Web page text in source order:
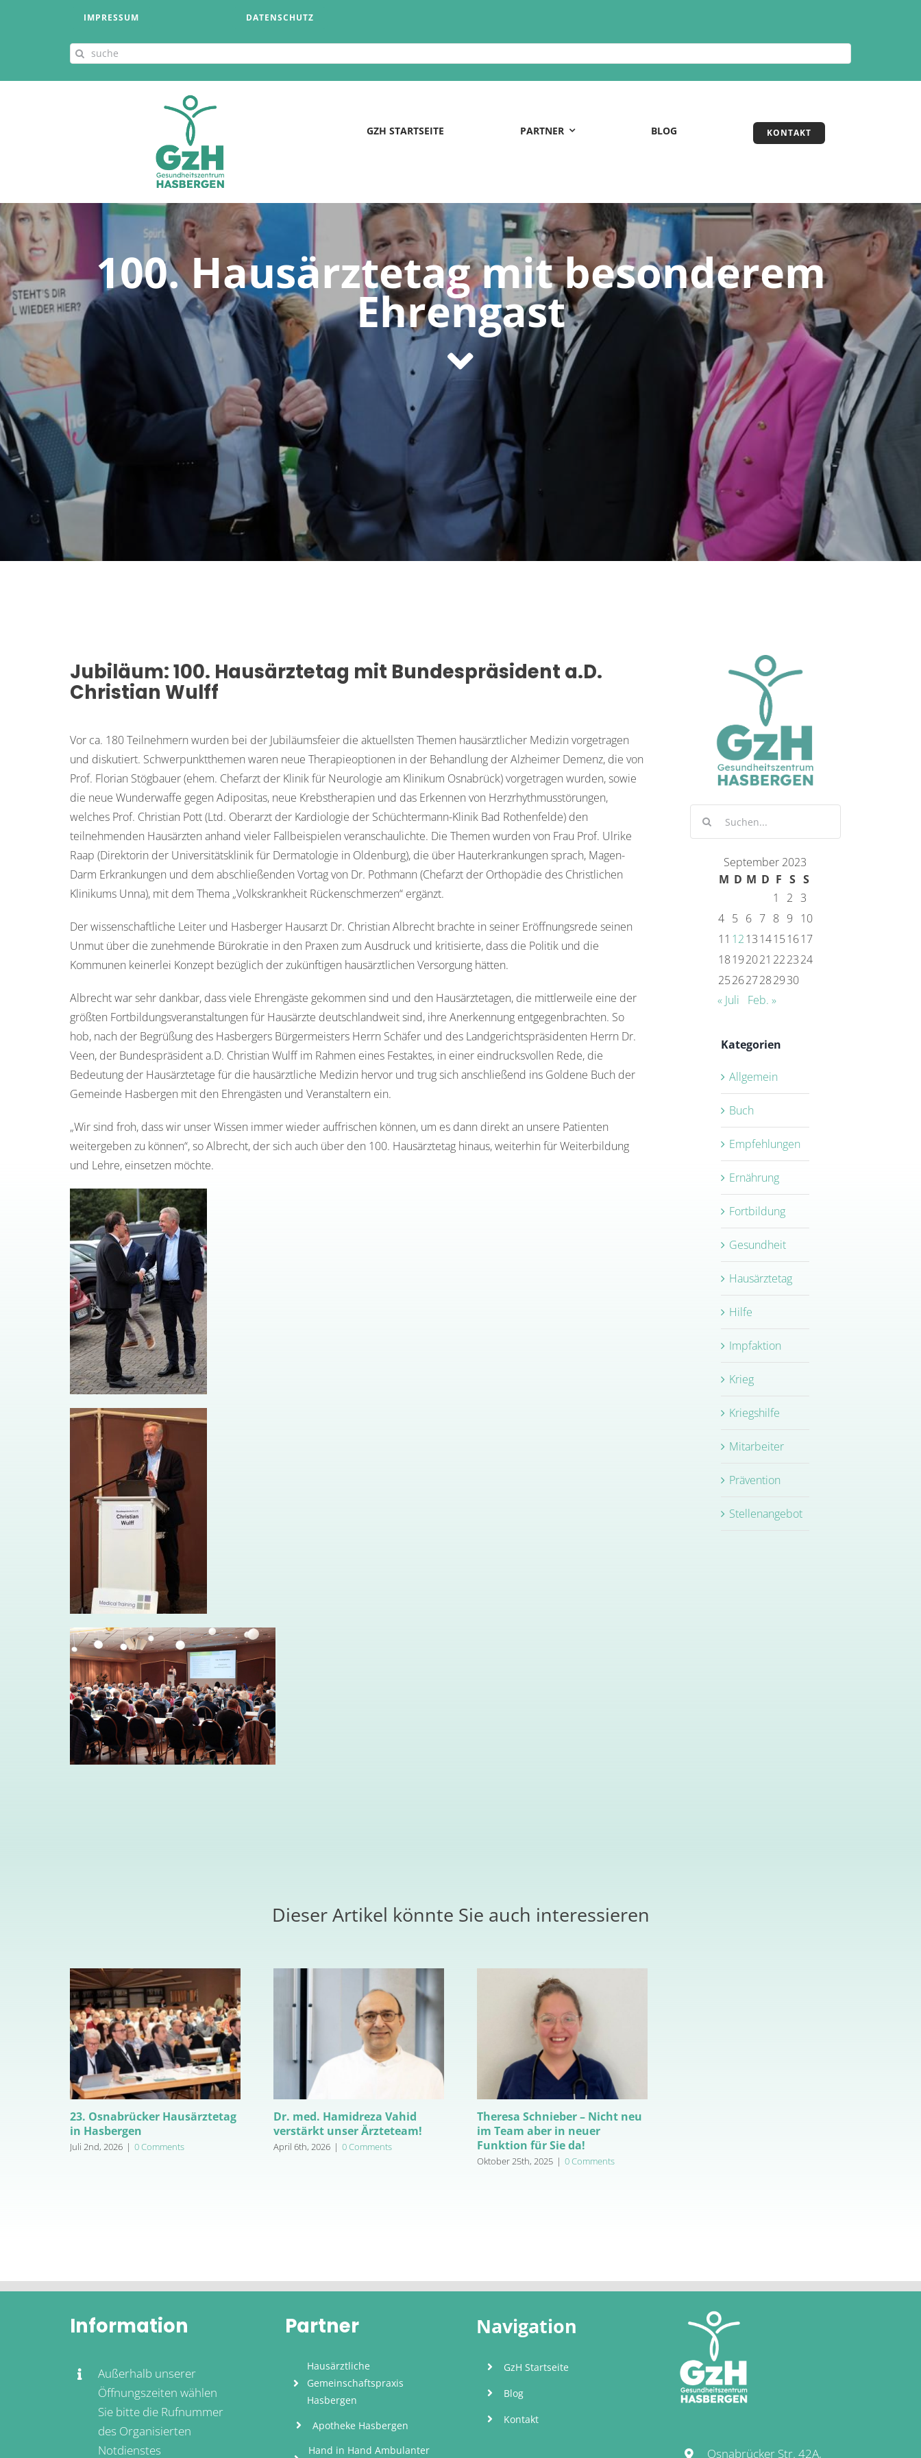
IMPRESSUM DATENSCHUTZ
Suche
GZH STARTSEITE PARTNER BLOG KONTAKT
100. Hausärztetag mit besonderem
Ehrengast
Jubiläum: 100. Hausärztetag mit Bundespräsident a.D.
Christian Wulff
Vor ca. 180 Teilnehmern wurden bei der Jubiläumsfeier die aktuellsten Themen hausärztlicher Medizin vorgetragen
und diskutiert. Schwerpunktthemen waren neue Therapieoptionen in der Behandlung der Alzheimer Demenz, die von
Prof. Florian Stögbauer (ehem. Chefarzt der Klinik für Neurologie am Klinikum Osnabrück) vorgetragen wurden, sowie
die neue Wunderwaffe gegen Adipositas, neue Krebstherapien und das Erkennen von Herzrhythmusstörungen,
welches Prof. Christian Pott (Ltd. Oberarzt der Kardiologie der Schüchtermann-Klinik Bad Rothenfelde) den
teilnehmenden Hausärzten anhand vieler Fallbeispielen veranschaulichte. Die Themen wurden von Frau Prof. Ulrike
Raap (Direktorin der Universitätsklinik für Dermatologie in Oldenburg), die über Hauterkrankungen sprach, Magen-
Darm Erkrankungen und dem abschließenden Vortag von Dr. Pothmann (Chefarzt der Orthopädie des Christlichen
Klinikums Unna), mit dem Thema „Volkskrankheit Rückenschmerzen“ ergänzt.
Der wissenschaftliche Leiter und Hasberger Hausarzt Dr. Christian Albrecht brachte in seiner Eröffnungsrede seinen
Unmut über die zunehmende Bürokratie in den Praxen zum Ausdruck und kritisierte, dass die Politik und die
Kommunen keinerlei Konzept bezüglich der zukünftigen hausärztlichen Versorgung hätten.
Albrecht war sehr dankbar, dass viele Ehrengäste gekommen sind und den Hausärztetagen, die mittlerweile eine der
größten Fortbildungsveranstaltungen für Hausärzte deutschlandweit sind, ihre Anerkennung entgegenbrachten. So
hob, nach der Begrüßung des Hasbergers Bürgermeisters Herrn Schäfer und des Landgerichtspräsidenten Herrn Dr.
Veen, der Bundespräsident a.D. Christian Wulff im Rahmen eines Festaktes, in einer eindrucksvollen Rede, die
Bedeutung der Hausärztetage für die hausärztliche Medizin hervor und trug sich anschließend ins Goldene Buch der
Gemeinde Hasbergen mit den Ehrengästen und Veranstaltern ein.
„Wir sind froh, dass wir unser Wissen immer wieder auffrischen können, um es dann direkt an unsere Patienten
weitergeben zu können“, so Albrecht, der sich auch über den 100. Hausärztetag hinaus, weiterhin für Weiterbildung
und Lehre, einsetzen möchte.
September 2023
M D M D F S S
1
2 3
4 5 6 7 8 9 10
11 121314151617
18192021 222324
252627282930
« Juli
Feb. »
Kategorien
Allgemein
Buch
Empfehlungen
Ernährung
Fortbildung
Gesundheit
Hausärztetag
Hilfe
Impfaktion
Krieg
Kriegshilfe
Mitarbeiter
Prävention
Stellenangebot
Dieser Artikel könnte Sie auch interessieren
23. Osnabrücker Hausärztetag
in Hasbergen
Juli 2nd, 2026 | 0 Comments
Dr. med. Hamidreza Vahid
verstärkt unser Ärzteteam!
April 6th, 2026 | 0 Comments
Theresa Schnieber – Nicht neu
im Team aber in neuer
Funktion für Sie da!
Oktober 25th, 2025 | 0 Comments
Information
Außerhalb unserer
Öffnungszeiten wählen
Sie bitte die Rufnummer
des Organisierten
Notdienstes
Partner
Hausärztliche
Gemeinschaftspraxis
Hasbergen
Apotheke Hasbergen
Hand in Hand Ambulanter
Navigation
GzH Startseite
Blog
Kontakt
Osnabrücker Str. 42A,